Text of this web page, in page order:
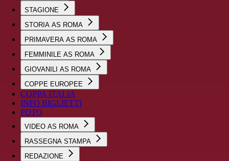
STAGIONE
STORIA AS ROMA
PRIMAVERA AS ROMA
FEMMINILE AS ROMA
GIOVANILI AS ROMA
COPPE EUROPEE
COPPA ITALIA
INFO BIGLIETTI
FOTO
VIDEO AS ROMA
RASSEGNA STAMPA
REDAZIONE